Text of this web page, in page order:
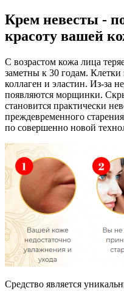
Крем невесты -
красоту вашей
С возрастом кожа лица
заметны к 30 годам.
коллаген и эластин. Из-за
появляются морщинки.
становится практически
преждевременного
по совершенно новой
Средство является